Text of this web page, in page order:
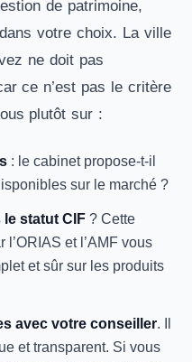
de patrimoine,
votre choix. La ville
ne doit pas
ce n’est pas le critère
plutôt sur :
: le cabinet propose-t-il
sur le marché ?
statut CIF ? Cette
et l’AMF vous
et sûr sur les produits
avec votre conseiller. Il
et transparent. Si vous